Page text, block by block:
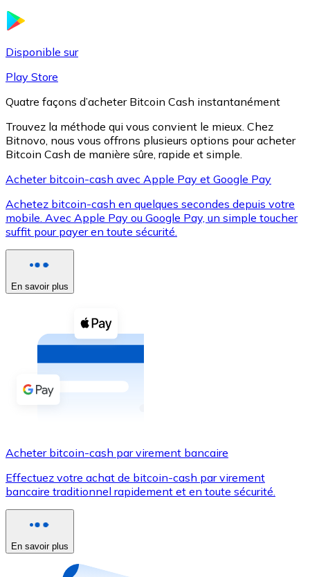
XRP
XRP
Voir toutes
Achetez des cryptomonnaies en espèces et d'autres
Acheter avec espèces
Virement SEPA
Carte de crédit / débit
Utilisez les cartes Visa et Mastercard pour acheter
Acheter avec carte
Disponible sur
Play Store
Quatre façons d’acheter Bitcoin Cash instantanément
Trouvez la méthode qui vous convient le mieux. Chez
Bitnovo, nous vous offrons plusieurs options pour acheter
Bitcoin Cash de manière sûre, rapide et simple.
Acheter bitcoin-cash avec Apple Pay et Google Pay
Achetez bitcoin-cash en quelques secondes depuis votre
mobile. Avec Apple Pay ou Google Pay, un simple toucher
suffit pour payer en toute sécurité.
En savoir plus
Acheter bitcoin-cash par virement bancaire
Effectuez votre achat de bitcoin-cash par virement
bancaire traditionnel rapidement et en toute sécurité.
En savoir plus